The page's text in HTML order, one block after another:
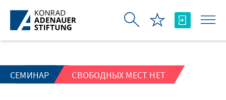
Skip to Main Content
СЕМИНАР СВОБОДНЫХ МЕСТ НЕТ